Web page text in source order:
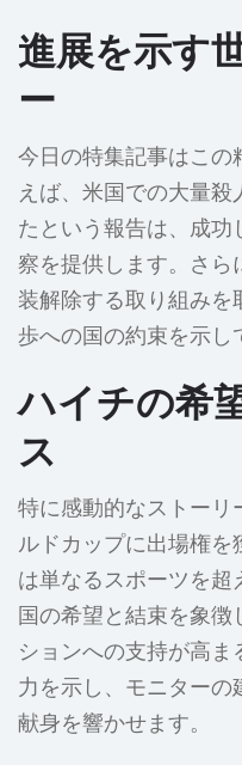
進展を示す
ー
今日の特集記事はこの
えば、米国での大量
たという報告は、成
察を提供します。さら
装解除する取り組みを
歩への国の約束を示し
ハイチの希
ス
特に感動的なストー
ルドカップに出場権
は単なるスポーツを超
国の希望と結束を象徴
ションへの支持が高
力を示し、モニター
献身を響かせます。